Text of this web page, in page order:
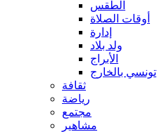
الطقس
أوقات الصلاة
إدارة
ولد بلاد
الأبراج
تونسي بالخارج
ثقافة
رياضة
مجتمع
مشاهير